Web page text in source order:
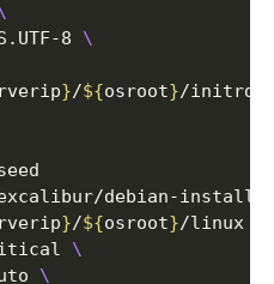
8
}/${osroot}
}/${osroot}/linux